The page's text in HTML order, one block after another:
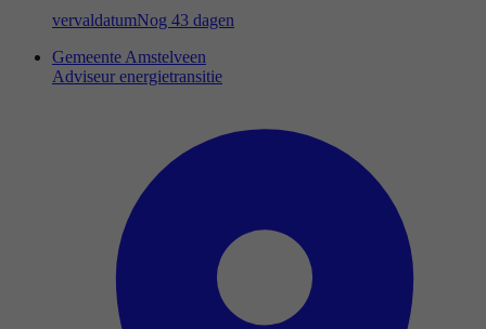
vervaldatumNog 43 dagen
Gemeente Amstelveen
Adviseur energietransitie